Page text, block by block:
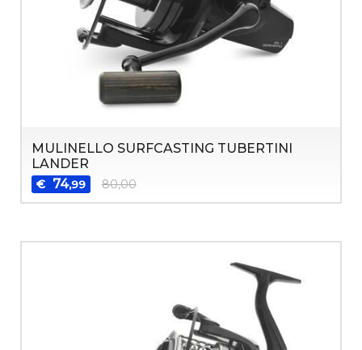
MULINELLO SURFCASTING TUBERTINI
LANDER
€ 74,99 80,00